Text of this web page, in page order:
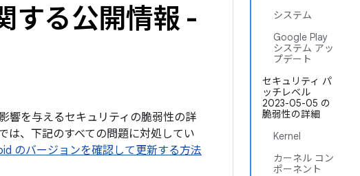
システム
Google Play
システム アッ
プデート
セキュリティ パ
ッチレベル
2023-05-05 の
脆弱性の詳細
Kernel
カーネル コン
ポーネント
する公開情報 -
響を与えるセキュリティの脆弱性の詳
、下記のすべての問題に対処してい
のバージョンを確認して更新する方法